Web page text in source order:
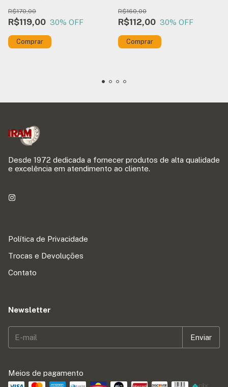
R$119,00
R$170,00
30% OFF R$112,00
R$160,00
30% OFF
Desde 1972 dedicada a fornecer produtos de alta qualidade
e excelência em atendimento ao cliente.
Política de Privacidade
Trocas e Devoluções
Contato
Newsletter
Meios de pagamento